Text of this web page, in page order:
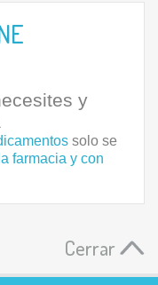
y
solo se
farmacia y con
Cerrar